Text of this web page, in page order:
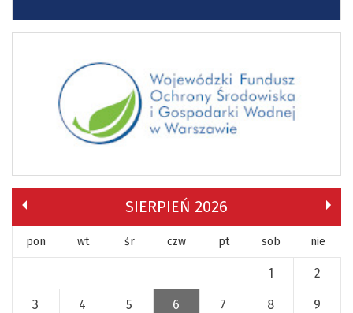
SIERPIEŃ 2026
pon wt śr czw pt sob nie
1 2
3 4 5 6 7 8 9